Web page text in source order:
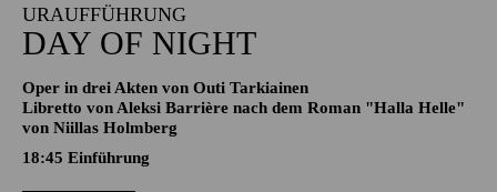
Oper in drei Akten von Outi Tarkiainen
Libretto von Aleksi Barrière nach dem Roman "Halla Helle"
18:45 Einführung